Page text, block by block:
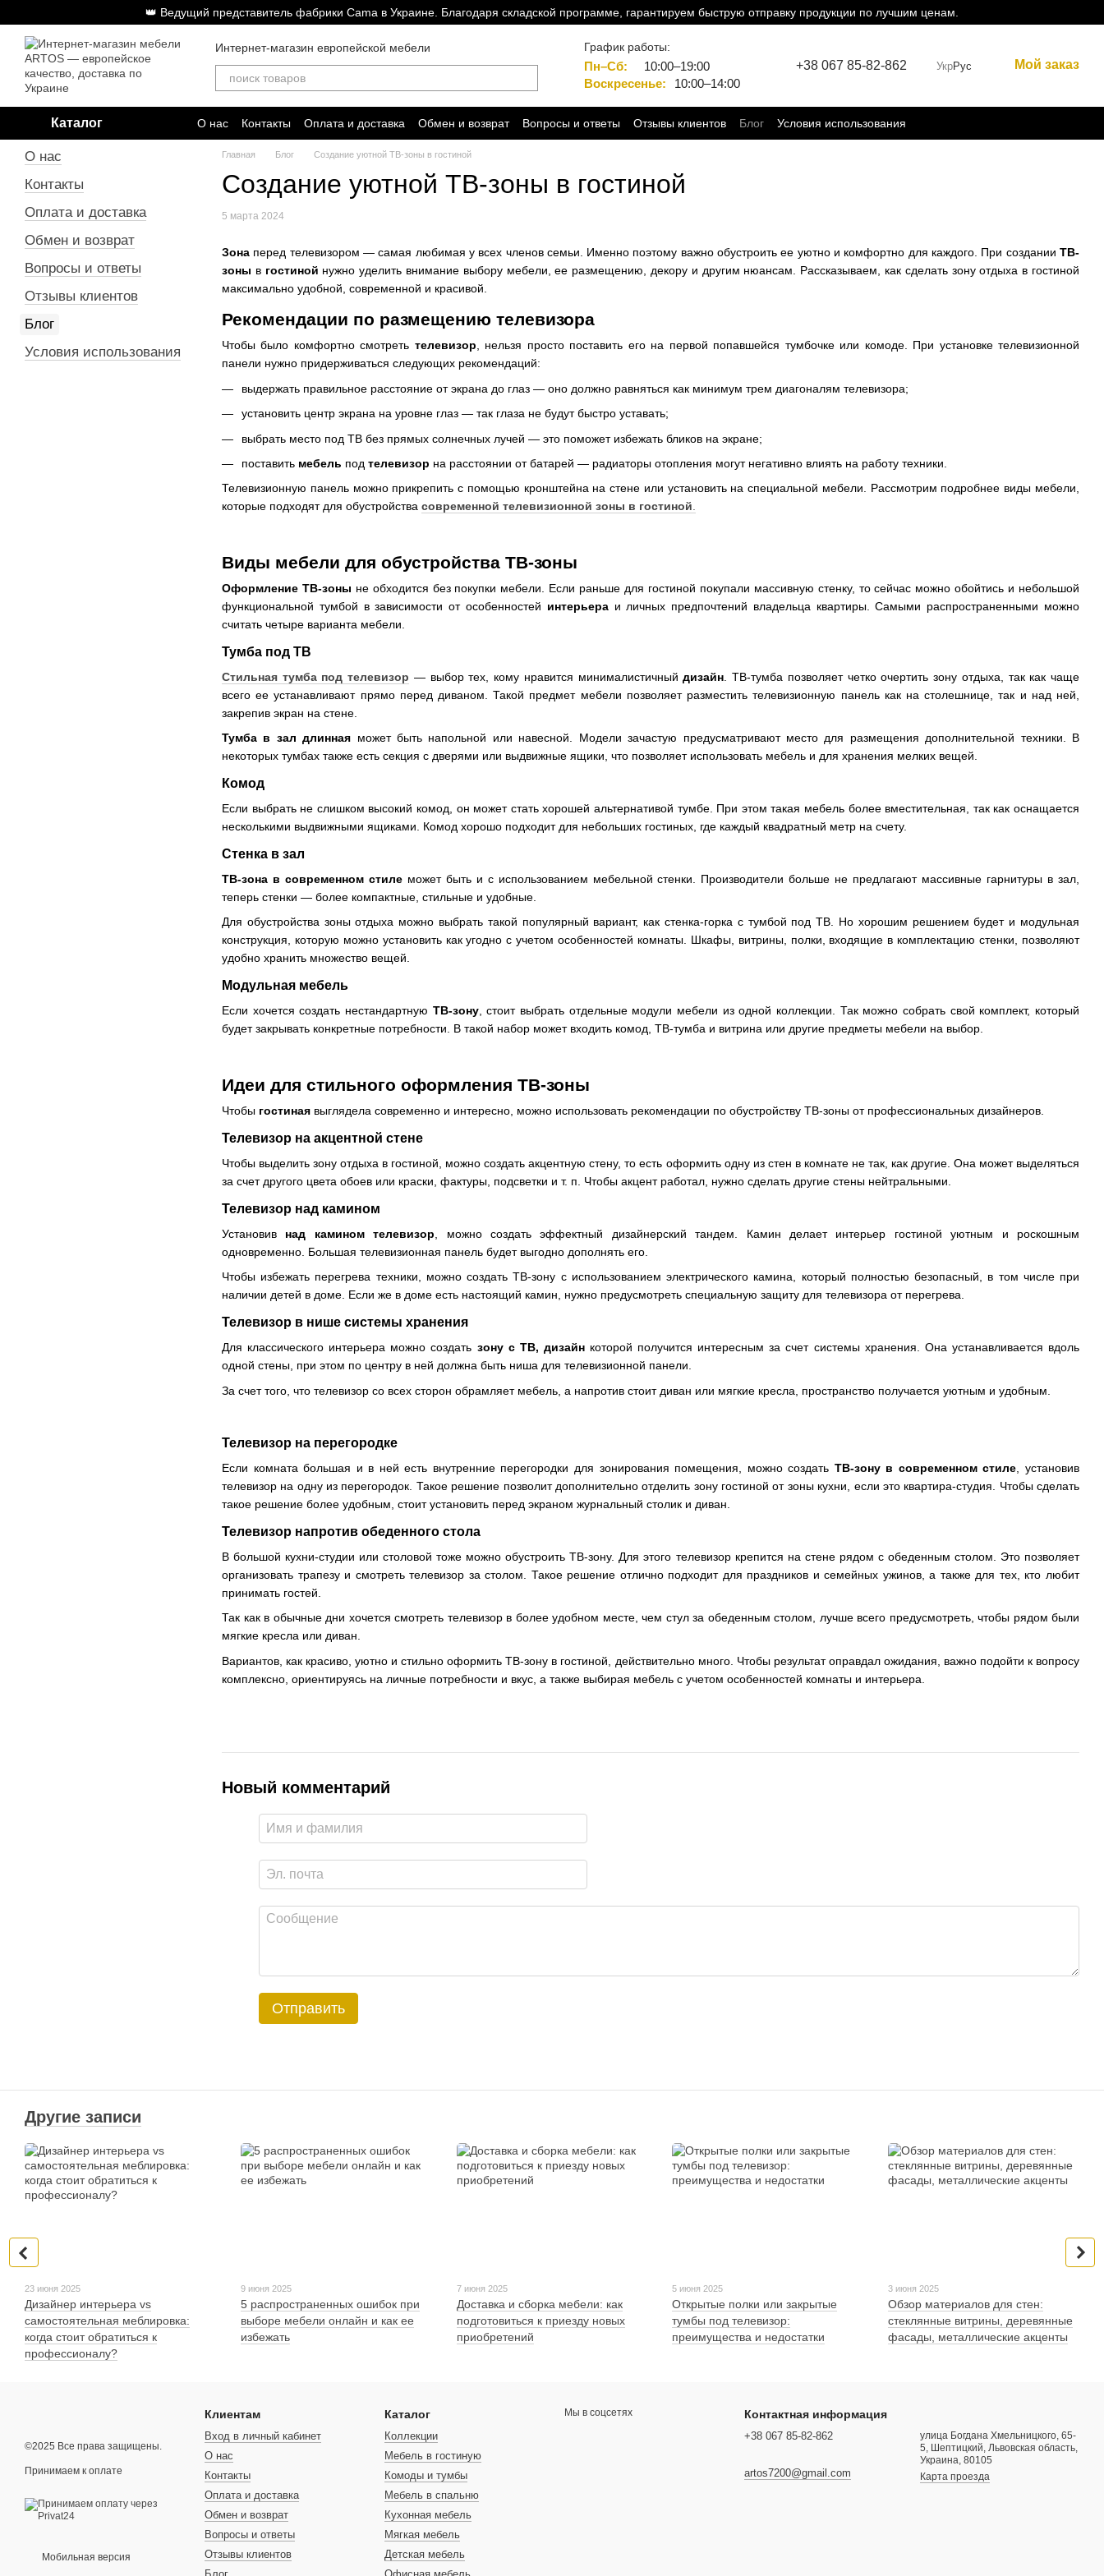
Перейти к основному контенту👑 Ведущий представитель фабрики Cama в Украине. Благодаря складской программе, гарантируем быструю отправку продукции по лучшим ценам.
Интернет-магазин европейской мебели
График работы:
Пн–Сб:
10:00–19:00
Воскресенье:
10:00–14:00
+38 067 85-82-862 УкрРус Мой заказ
Каталог О нас Контакты Оплата и доставка Обмен и возврат Вопросы и ответы Отзывы клиентов Блог Условия использования
Главная Блог Создание уютной ТВ-зоны в гостиной
Создание уютной ТВ-зоны в гостиной
5 марта 2024
Зона перед телевизором — самая любимая у всех членов семьи. Именно поэтому важно обустроить ее уютно и комфортно для каждого. При создании ТВ-
зоны в гостиной нужно уделить внимание выбору мебели, ее размещению, декору и другим нюансам. Рассказываем, как сделать зону отдыха в гостиной
максимально удобной, современной и красивой.
Рекомендации по размещению телевизора
Чтобы было комфортно смотреть телевизор, нельзя просто поставить его на первой попавшейся тумбочке или комоде. При установке телевизионной
панели нужно придерживаться следующих рекомендаций:
выдержать правильное расстояние от экрана до глаз — оно должно равняться как минимум трем диагоналям телевизора;
установить центр экрана на уровне глаз — так глаза не будут быстро уставать;
выбрать место под ТВ без прямых солнечных лучей — это поможет избежать бликов на экране;
поставить мебель под телевизор на расстоянии от батарей — радиаторы отопления могут негативно влиять на работу техники.
Телевизионную панель можно прикрепить с помощью кронштейна на стене или установить на специальной мебели. Рассмотрим подробнее виды мебели,
которые подходят для обустройства современной телевизионной зоны в гостиной.
Виды мебели для обустройства ТВ-зоны
Оформление ТВ-зоны не обходится без покупки мебели. Если раньше для гостиной покупали массивную стенку, то сейчас можно обойтись и небольшой
функциональной тумбой в зависимости от особенностей интерьераи личных предпочтений владельца квартиры. Самыми распространенными можно
считать четыре варианта мебели.
Тумба под ТВ
Стильная тумба под телевизор — выбор тех, кому нравится минималистичныйдизайн . ТВ-тумба позволяет четко очертить зону отдыха, так как чаще
всего ее устанавливают прямо перед диваном. Такой предмет мебели позволяет разместить телевизионную панель как на столешнице, так и над ней,
закрепив экран на стене.
Тумба в зал длинная может быть напольной или навесной. Модели зачастую предусматривают место для размещения дополнительной техники. В
некоторых тумбах также есть секция с дверями или выдвижные ящики, что позволяет использовать мебель и для хранения мелких вещей.
Комод
Если выбрать не слишком высокий комод, он может стать хорошей альтернативой тумбе. При этом такая мебель более вместительная, так как оснащается
несколькими выдвижными ящиками. Комод хорошо подходит для небольших гостиных, где каждый квадратный метр на счету.
Стенка в зал
ТВ-зона в современном стилеможет быть и с использованием мебельной стенки. Производители больше не предлагают массивные гарнитуры в зал,
теперь стенки — более компактные, стильные и удобные.
Для обустройства зоны отдыха можно выбрать такой популярный вариант, как стенка-горка с тумбой под ТВ. Но хорошим решением будет и модульная
конструкция, которую можно установить как угодно с учетом особенностей комнаты. Шкафы, витрины, полки, входящие в комплектацию стенки, позволяют
удобно хранить множество вещей.
Модульная мебель
Если хочется создать нестандартную ТВ-зону, стоит выбрать отдельные модули мебели из одной коллекции. Так можно собрать свой комплект, который
будет закрывать конкретные потребности. В такой набор может входить комод, ТВ-тумба и витрина или другие предметы мебели на выбор.
Идеи для стильного оформления ТВ-зоны
Чтобы гостиная выглядела современно и интересно, можно использовать рекомендации по обустройству ТВ-зоны от профессиональных дизайнеров.
Телевизор на акцентной стене
Чтобы выделить зону отдыха в гостиной, можно создать акцентную стену, то есть оформить одну из стен в комнате не так, как другие. Она может выделяться
за счет другого цвета обоев или краски, фактуры, подсветки и т. п. Чтобы акцент работал, нужно сделать другие стены нейтральными.
Телевизор над камином
Установив над камином телевизор , можно создать эффектный дизайнерский тандем. Камин делает интерьер гостиной уютным и роскошным
одновременно. Большая телевизионная панель будет выгодно дополнять его.
Чтобы избежать перегрева техники, можно создать ТВ-зону с использованием электрического камина, который полностью безопасный, в том числе при
наличии детей в доме. Если же в доме есть настоящий камин, нужно предусмотреть специальную защиту для телевизора от перегрева.
Телевизор в нише системы хранения
Для классического интерьера можно создать зону с ТВ, дизайнкоторой получится интересным за счет системы хранения. Она устанавливается вдоль
одной стены, при этом по центру в ней должна быть ниша для телевизионной панели.
За счет того, что телевизор со всех сторон обрамляет мебель, а напротив стоит диван или мягкие кресла, пространство получается уютным и удобным.
Телевизор на перегородке
Если комната большая и в ней есть внутренние перегородки для зонирования помещения, можно создать ТВ-зону в современном стиле , установив
телевизор на одну из перегородок. Такое решение позволит дополнительно отделить зону гостиной от зоны кухни, если это квартира-студия. Чтобы сделать
такое решение более удобным, стоит установить перед экраном журнальный столик и диван.
Телевизор напротив обеденного стола
В большой кухни-студии или столовой тоже можно обустроить ТВ-зону. Для этого телевизор крепится на стене рядом с обеденным столом. Это позволяет
организовать трапезу и смотреть телевизор за столом. Такое решение отлично подходит для праздников и семейных ужинов, а также для тех, кто любит
принимать гостей.
Так как в обычные дни хочется смотреть телевизор в более удобном месте, чем стул за обеденным столом, лучше всего предусмотреть, чтобы рядом были
мягкие кресла или диван.
Вариантов, как красиво, уютно и стильно оформить ТВ-зону в гостиной, действительно много. Чтобы результат оправдал ожидания, важно подойти к вопросу
комплексно, ориентируясь на личные потребности и вкус, а также выбирая мебель с учетом особенностей комнаты и интерьера.
Новый комментарий
Отправить
О нас
Контакты
Оплата и доставка
Обмен и возврат
Вопросы и ответы
Отзывы клиентов
Блог
Условия использования
Другие записи
23 июня 2025
Дизайнер интерьера vs
самостоятельная меблировка:
когда стоит обратиться к
профессионалу?
9 июня 2025
5 распространенных ошибок при
выборе мебели онлайн и как ее
избежать
7 июня 2025
Доставка и сборка мебели: как
подготовиться к приезду новых
приобретений
5 июня 2025
Открытые полки или закрытые
тумбы под телевизор:
преимущества и недостатки
3 июня 2025
Обзор материалов для стен:
стеклянные витрины, деревянные
фасады, металлические акценты
©2025 Все права защищены.
Принимаем к оплате
Мобильная версия
Клиентам
Вход в личный кабинет
О нас
Контакты
Оплата и доставка
Обмен и возврат
Вопросы и ответы
Отзывы клиентов
Каталог
Коллекции
Мебель в гостиную
Комоды и тумбы
Мебель в спальню
Кухонная мебель
Мягкая мебель
Детская мебель
Мы в соцсетях Контактная информация
+38 067 85-82-862
artos7200@gmail.com
улица Богдана Хмельницкого, 65-
5, Шептицкий, Львовская область,
Украина, 80105
Карта проезда